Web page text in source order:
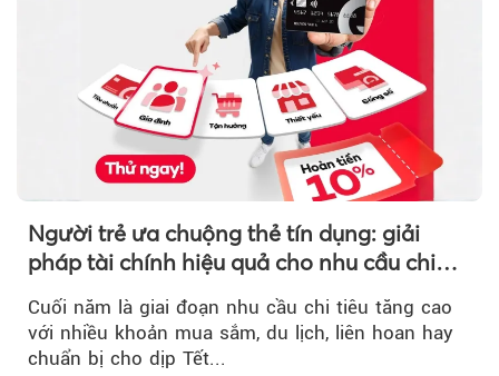
Người trẻ ưa chuộng thẻ tín dụng: giải
pháp tài chính hiệu quả cho nhu cầu chi
tiêu cuối năm
Cuối năm là giai đoạn nhu cầu chi tiêu tăng cao
với nhiều khoản mua sắm, du lịch, liên hoan hay
chuẩn bị cho dịp Tết...